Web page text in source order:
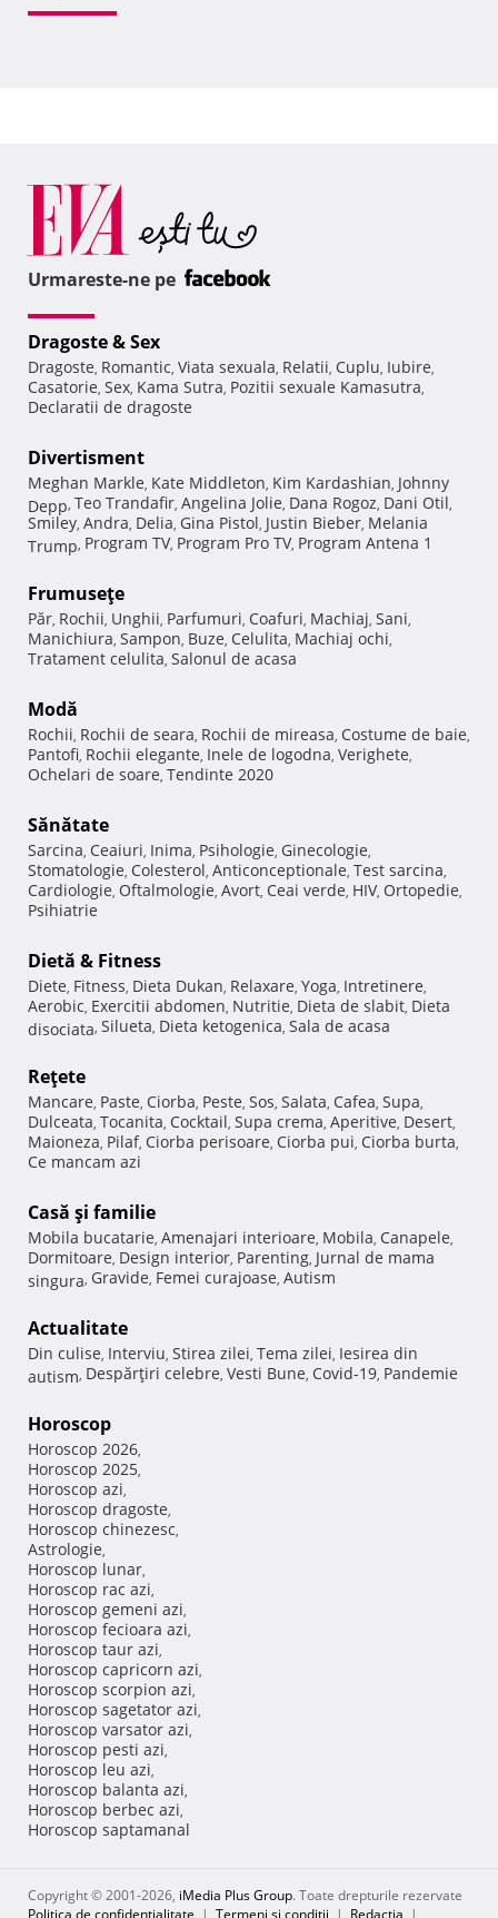
Urmareste-ne pe
Dragoste & Sex
Dragoste, Romantic, Viata sexuala, Relatii, Cuplu, Iubire,
Casatorie, Sex, Kama Sutra, Pozitii sexuale Kamasutra,
Declaratii de dragoste
Divertisment
Meghan Markle, Kate Middleton, Kim Kardashian, Johnny
Depp, Teo Trandafir, Angelina Jolie, Dana Rogoz, Dani Otil,
Smiley, Andra, Delia, Gina Pistol, Justin Bieber, Melania
Trump, Program TV, Program Pro TV, Program Antena 1
Frumuseţe
Păr, Rochii, Unghii, Parfumuri, Coafuri, Machiaj, Sani,
Manichiura, Sampon, Buze, Celulita, Machiaj ochi,
Tratament celulita, Salonul de acasa
Modă
Rochii, Rochii de seara, Rochii de mireasa, Costume de baie,
Pantofi, Rochii elegante, Inele de logodna, Verighete,
Ochelari de soare, Tendinte 2020
Sănătate
Sarcina, Ceaiuri, Inima, Psihologie, Ginecologie,
Stomatologie, Colesterol, Anticonceptionale, Test sarcina,
Cardiologie, Oftalmologie, Avort, Ceai verde, HIV, Ortopedie,
Psihiatrie
Dietă & Fitness
Diete, Fitness, Dieta Dukan, Relaxare, Yoga, Intretinere,
Aerobic, Exercitii abdomen, Nutritie, Dieta de slabit, Dieta
disociata, Silueta, Dieta ketogenica, Sala de acasa
Reţete
Mancare, Paste, Ciorba, Peste, Sos, Salata, Cafea, Supa,
Dulceata, Tocanita, Cocktail, Supa crema, Aperitive, Desert,
Maioneza, Pilaf, Ciorba perisoare, Ciorba pui, Ciorba burta,
Ce mancam azi
Casă şi familie
Mobila bucatarie, Amenajari interioare, Mobila, Canapele,
Dormitoare, Design interior, Parenting, Jurnal de mama
singura, Gravide, Femei curajoase, Autism
Actualitate
Din culise, Interviu, Stirea zilei, Tema zilei, Iesirea din
autism, Despărţiri celebre, Vesti Bune, Covid-19, Pandemie
Horoscop
Horoscop 2026,
Horoscop 2025,
Horoscop azi,
Horoscop dragoste,
Horoscop chinezesc,
Astrologie,
Horoscop lunar,
Horoscop rac azi,
Horoscop gemeni azi,
Horoscop fecioara azi,
Horoscop taur azi,
Horoscop capricorn azi,
Horoscop scorpion azi,
Horoscop sagetator azi,
Horoscop varsator azi,
Horoscop pesti azi,
Horoscop leu azi,
Horoscop balanta azi,
Horoscop berbec azi,
Horoscop saptamanal
Copyright © 2001-2026, iMedia Plus Group. Toate drepturile rezervate